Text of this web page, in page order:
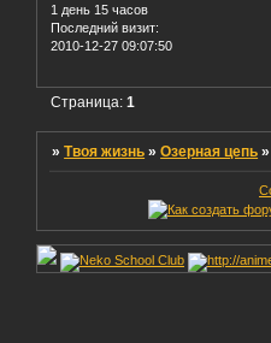
1 день 15 часов
Последний визит:
2010-12-27 09:07:50
Страница:1
»Твоя жизнь »Озерная цепь